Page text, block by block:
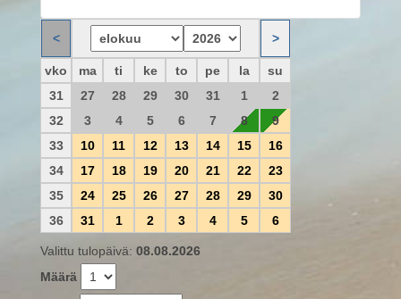
vko ma ti ke to pe la
su
31
27 28 29 30 31 1
2
32
3 4 5 6 7 8
9
33
10 11 12 13 14 15
16
34
17 18 19 20 21 22
23
35
24 25 26 27 28 29
30
36
31 1 2 3 4 5 6
Valittu tulopäivä: 08.08.2026
Määrä